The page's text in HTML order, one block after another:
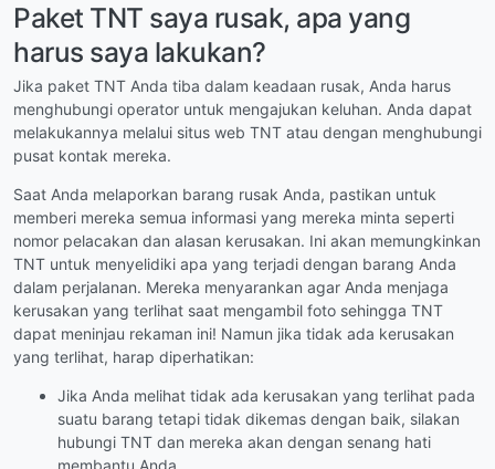
Paket TNT saya rusak, apa yang
harus saya lakukan?
Jika paket TNT Anda tiba dalam keadaan rusak, Anda harus
menghubungi operator untuk mengajukan keluhan. Anda dapat
melakukannya melalui situs web TNT atau dengan menghubungi
pusat kontak mereka.
Saat Anda melaporkan barang rusak Anda, pastikan untuk
memberi mereka semua informasi yang mereka minta seperti
nomor pelacakan dan alasan kerusakan. Ini akan memungkinkan
TNT untuk menyelidiki apa yang terjadi dengan barang Anda
dalam perjalanan. Mereka menyarankan agar Anda menjaga
kerusakan yang terlihat saat mengambil foto sehingga TNT
dapat meninjau rekaman ini! Namun jika tidak ada kerusakan
yang terlihat, harap diperhatikan:
Jika Anda melihat tidak ada kerusakan yang terlihat pada
suatu barang tetapi tidak dikemas dengan baik, silakan
hubungi TNT dan mereka akan dengan senang hati
membantu Anda.